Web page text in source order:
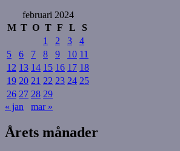
februari 2024
M T O T F L
S
1
2 3
4
5
6 7 8 9 10 11
12 13 14 15 16 17 18
19 20 21 22 23 24 25
26 27 28 29
« jan
mar »
Årets månader